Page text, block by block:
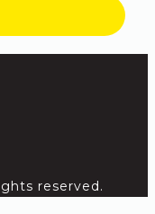
reserved.